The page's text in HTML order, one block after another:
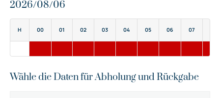
2026/08/06
H 00 01 02 03 04 05 06 07
Wähle die Daten für Abholung und Rückgabe